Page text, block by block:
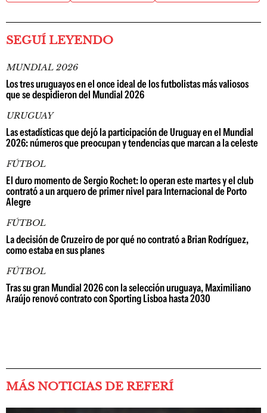
SEGUÍ LEYENDO
MUNDIAL 2026
Los tres uruguayos en el once ideal de los futbolistas más valiosos
que se despidieron del Mundial 2026
URUGUAY
Las estadísticas que dejó la participación de Uruguay en el Mundial
2026: números que preocupan y tendencias que marcan a la celeste
FÚTBOL
El duro momento de Sergio Rochet: lo operan este martes y el club
contrató a un arquero de primer nivel para Internacional de Porto
Alegre
FÚTBOL
La decisión de Cruzeiro de por qué no contrató a Brian Rodríguez,
como estaba en sus planes
FÚTBOL
Tras su gran Mundial 2026 con la selección uruguaya, Maximiliano
Araújo renovó contrato con Sporting Lisboa hasta 2030
MÁS NOTICIAS DE REFERÍ